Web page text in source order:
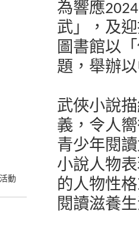
動
為響應
武」，及
圖書館以
題，舉辦
武俠小說
義，令人
青少年閱
小說人物
的人物性
閱讀滋養